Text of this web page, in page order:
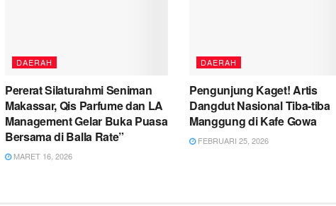
DAERAH
Pererat Silaturahmi Seniman
Makassar, Qis Parfume dan LA
Management Gelar Buka Puasa
Bersama di Balla Rate”
MARET 16, 2026
DAERAH
Pengunjung Kaget! Artis
Dangdut Nasional Tiba-tiba
Manggung di Kafe Gowa
FEBRUARI 25, 2026